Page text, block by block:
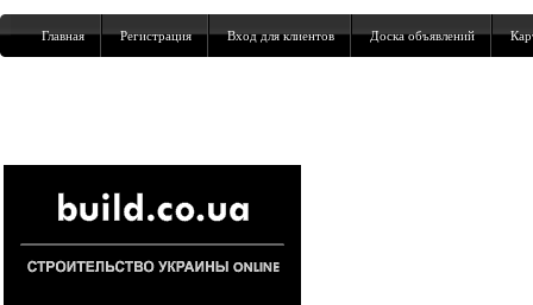
Главная Регистрация Вход для клиентов Доска объявлений